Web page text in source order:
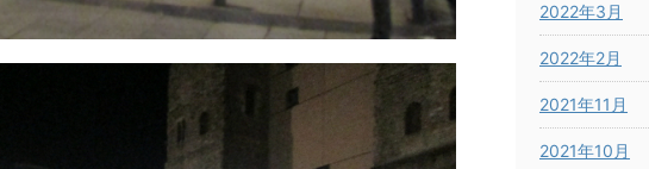
2022年3月
2022年2月
2021年11月
2021年10月